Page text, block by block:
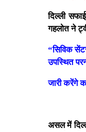
दिल्ली
गहलोत ने
“सिविक
उपस्थित
जारी करेंगे
असल में